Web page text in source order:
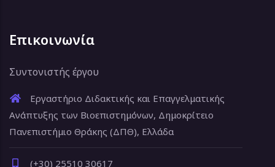
Επικοινωνία
Συντονιστής έργου
Εργαστήριο Διδακτικής και Επαγγελματικής
Ανάπτυξης των Βιοεπιστημόνων, Δημοκρίτειο
Πανεπιστήμιο Θράκης (ΔΠΘ), Ελλάδα
(+30) 25510 30617